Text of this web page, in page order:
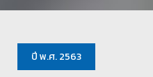
ปี พ.ศ. 2563